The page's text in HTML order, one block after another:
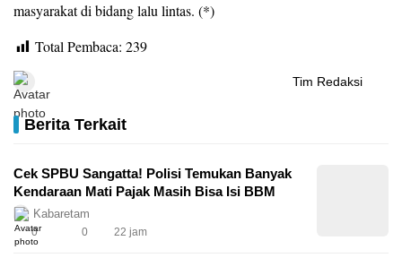
masyarakat di bidang lalu lintas. (*)
Total Pembaca: 239
Tim Redaksi
Berita Terkait
Cek SPBU Sangatta! Polisi Temukan Banyak
Kendaraan Mati Pajak Masih Bisa Isi BBM
Kabaretam
0 0 22 jam